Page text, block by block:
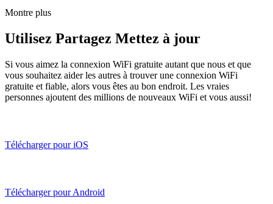
Montre plus
Utilisez Partagez Mettez à jour
Si vous aimez la connexion WiFi gratuite autant que nous et que
vous souhaitez aider les autres à trouver une connexion WiFi
gratuite et fiable, alors vous êtes au bon endroit. Les vraies
personnes ajoutent des millions de nouveaux WiFi et vous aussi!
Télécharger pour iOS
Télécharger pour Android